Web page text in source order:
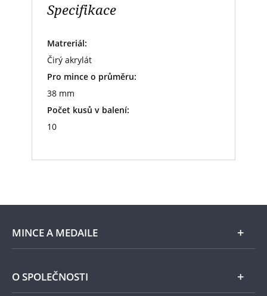
Specifikace
Matreriál:
Čirý akrylát
Pro mince o průměru:
38 mm
Počet kusů v balení:
10
MINCE A MEDAILE
E-shop
O SPOLEČNOSTI